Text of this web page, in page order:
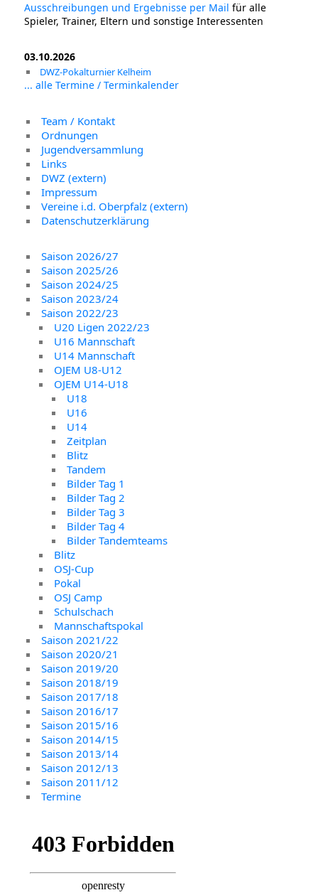
Ausschreibungen und Ergebnisse per Mail für alle
Spieler, Trainer, Eltern und sonstige Interessenten
03.10.2026
DWZ-Pokalturnier Kelheim
... alle Termine / Terminkalender
Team / Kontakt
Ordnungen
Jugendversammlung
Links
DWZ (extern)
Impressum
Vereine i.d. Oberpfalz (extern)
Datenschutzerklärung
Saison 2026/27
Saison 2025/26
Saison 2024/25
Saison 2023/24
Saison 2022/23
U20 Ligen 2022/23
U16 Mannschaft
U14 Mannschaft
OJEM U8-U12
OJEM U14-U18
U18
U16
U14
Zeitplan
Blitz
Tandem
Bilder Tag 1
Bilder Tag 2
Bilder Tag 3
Bilder Tag 4
Bilder Tandemteams
Blitz
OSJ-Cup
Pokal
OSJ Camp
Schulschach
Mannschaftspokal
Saison 2021/22
Saison 2020/21
Saison 2019/20
Saison 2018/19
Saison 2017/18
Saison 2016/17
Saison 2015/16
Saison 2014/15
Saison 2013/14
Saison 2012/13
Saison 2011/12
Termine